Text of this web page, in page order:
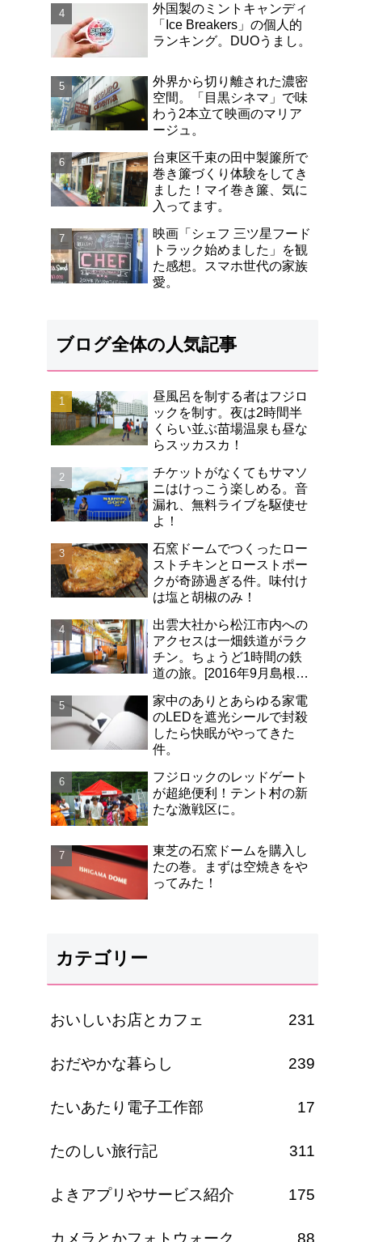
外国製のミントキャンディ
「Ice Breakers」の個人的
ランキング。DUOうまし。
外界から切り離された濃密
空間。「目黒シネマ」で味
わう2本立て映画のマリア
ージュ。
台東区千束の田中製簾所で
巻き簾づくり体験をしてき
ました！マイ巻き簾、気に
入ってます。
映画「シェフ 三ツ星フード
トラック始めました」を観
た感想。スマホ世代の家族
愛。
ブログ全体の人気記事
昼風呂を制する者はフジロ
ックを制す。夜は2時間半
くらい並ぶ苗場温泉も昼な
らスッカスカ！
チケットがなくてもサマソ
ニはけっこう楽しめる。音
漏れ、無料ライブを駆使せ
よ！
石窯ドームでつくったロー
ストチキンとローストポー
クが奇跡過ぎる件。味付け
は塩と胡椒のみ！
出雲大社から松江市内への
アクセスは一畑鉄道がラク
チン。ちょうど1時間の鉄
道の旅。[2016年9月島根旅
家中のありとあらゆる家電
のLEDを遮光シールで封殺
したら快眠がやってきた
件。
フジロックのレッドゲート
が超絶便利！テント村の新
たな激戦区に。
東芝の石窯ドームを購入し
たの巻。まずは空焼きをや
ってみた！
カテゴリー
おいしいお店とカフェ 231
おだやかな暮らし 239
たいあたり電子工作部 17
たのしい旅行記 311
よきアプリやサービス紹介 175